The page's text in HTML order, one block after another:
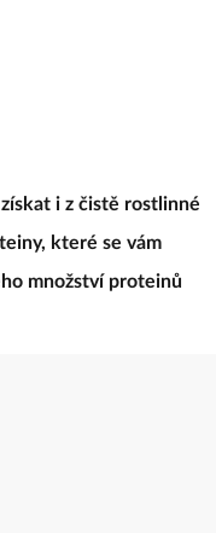
i z čistě rostlinné
které se vám
množství proteinů